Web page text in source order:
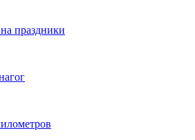
праздники